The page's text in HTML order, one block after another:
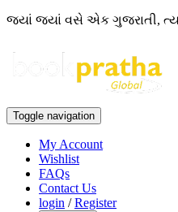
જ્યાં જ્યાં વસે એક ગુજરાતી,
Toggle navigation
My Account
Wishlist
FAQs
Contact Us
login /Register